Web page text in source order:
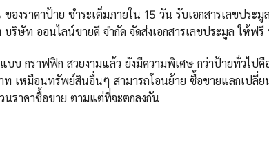
ของราคาป้าย ชำระเต็มภายใน 15 วัน รับเอกสารเลขปร
บริษัท ออนไลน์ขายดี จำกัด จัดส่งเอกสารเลขประมูล ให้ฟรี
บบ กราฟฟิก สวยงามแล้ว ยังมีความพิเศษ กว่าป้ายทั่วไป
เหมือนทรัพย์สินอื่นๆ สามารถโอนย้าย ซื้อขายแลกเปลี่ย
นราคาซื้อขาย ตามแต่ที่จะตกลงกัน